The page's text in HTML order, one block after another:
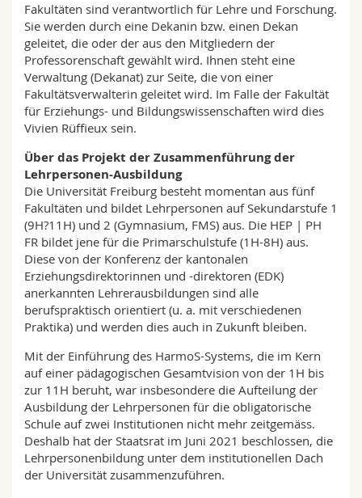
Fakultäten sind verantwortlich für Lehre und Forschung.
Sie werden durch eine Dekanin bzw. einen Dekan
geleitet, die oder der aus den Mitgliedern der
Professorenschaft gewählt wird. Ihnen steht eine
Verwaltung (Dekanat) zur Seite, die von einer
Fakultätsverwalterin geleitet wird. Im Falle der Fakultät
für Erziehungs- und Bildungswissenschaften wird dies
Vivien Rüffieux sein.
Über das Projekt der Zusammenführung der
Lehrpersonen-Ausbildung
Die Universität Freiburg besteht momentan aus fünf
Fakultäten und bildet Lehrpersonen auf Sekundarstufe 1
(9H?11H) und 2 (Gymnasium, FMS) aus. Die HEP | PH
FR bildet jene für die Primarschulstufe (1H-8H) aus.
Diese von der Konferenz der kantonalen
Erziehungsdirektorinnen und -direktoren (EDK)
anerkannten Lehrerausbildungen sind alle
berufspraktisch orientiert (u. a. mit verschiedenen
Praktika) und werden dies auch in Zukunft bleiben.
Mit der Einführung des HarmoS-Systems, die im Kern
auf einer pädagogischen Gesamtvision von der 1H bis
zur 11H beruht, war insbesondere die Aufteilung der
Ausbildung der Lehrpersonen für die obligatorische
Schule auf zwei Institutionen nicht mehr zeitgemäss.
Deshalb hat der Staatsrat im Juni 2021 beschlossen, die
Lehrpersonenbildung unter dem institutionellen Dach
der Universität zusammenzuführen.